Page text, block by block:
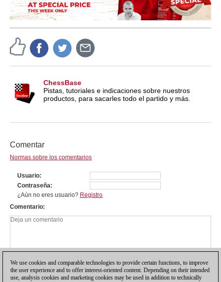
ChessBase
Pistas, tutoriales e indicaciones sobre nuestros
productos, para sacarles todo el partido y más.
Comentar
Normas sobre los comentarios
Usuario
Contraseña
¿Aún no eres usuario? Registro
Comentario
We use cookies and comparable technologies to provide certain functions, to improve
the user experience and to offer interest-oriented content. Depending on their intended
use, analysis cookies and marketing cookies may be used in addition to technically